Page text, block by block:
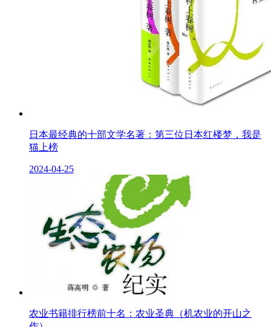
日本最经典的十部文学名著：第三位日本红楼梦，我是
猫上榜
2024-04-25
农业书籍排行榜前十名：农业圣典（机农业的开山之